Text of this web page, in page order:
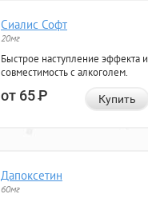
Сиалис Софт
20мг
Быстрое наступление эффекта и
совместимость с алкоголем.
от 65Р Купить
Дапоксетин
60мг